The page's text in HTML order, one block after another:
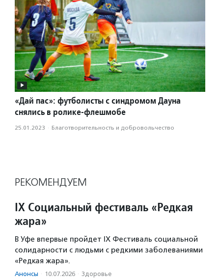
«Дай пас»: футболисты с синдромом Дауна
снялись в ролике-флешмобе
25.01.2023 · Благотвори­тель­ность и доброволь­чест­во
РЕКОМЕНДУЕМ
IX Социальный фестиваль «Редкая
жара»
В Уфе впервые пройдет IX Фестиваль социальной
солидарности с людьми с редкими заболеваниями
«Редкая жара».
Анонсы · 10.07.2026 · Здоровье